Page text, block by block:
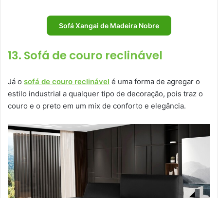
Sofá Xangai de Madeira Nobre
13. Sofá de couro reclinável
Já o sofá de couro reclinável é uma forma de agregar o
estilo industrial a qualquer tipo de decoração, pois traz o
couro e o preto em um mix de conforto e elegância.